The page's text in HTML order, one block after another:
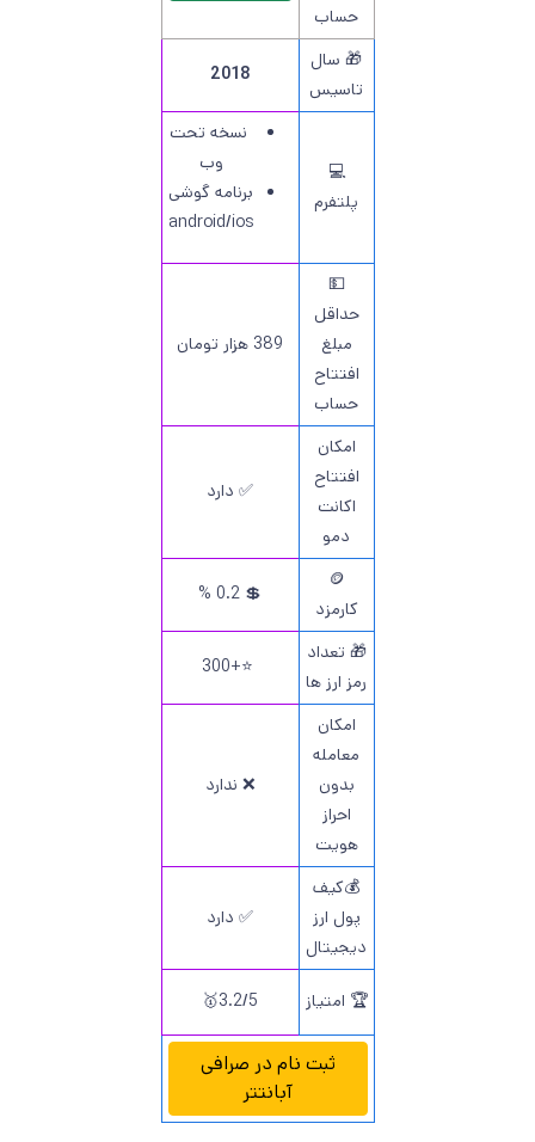
حساب
🎁 سال
تاسیس
2018
💻
پلتفرم
نسخه تحت
وب
برنامه گوشی
android/ios
💵
حداقل
مبلغ
افتتاح
حساب
389 هزار تومان
امکان
افتتاح
اکانت
دمو
✅ دارد
🪙
کارمزد
💲 0.2 %
🎁 تعداد
رمز ارز ها
⭐️+300
امکان
معامله
بدون
احراز
هویت
❌ ندارد
💰کیف
پول ارز
دیجیتال
✅ دارد
🏆 امتیاز 3.2/5🥇
ثبت نام در صرافی
آبانتتر